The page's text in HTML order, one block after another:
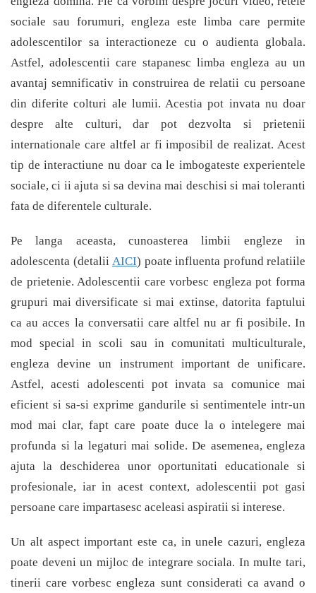
sociale sau forumuri, engleza este limba care permite
adolescentilor sa interactioneze cu o audienta globala.
Astfel, adolescentii care stapanesc limba engleza au un
avantaj semnificativ in construirea de relatii cu persoane
din diferite colturi ale lumii. Acestia pot invata nu doar
despre alte culturi, dar pot dezvolta si prietenii
internationale care altfel ar fi imposibil de realizat. Acest
tip de interactiune nu doar ca le imbogateste experientele
sociale, ci ii ajuta si sa devina mai deschisi si mai toleranti
fata de diferentele culturale.
Pe langa aceasta, cunoasterea limbii engleze in
adolescenta (detalii AICI) poate influenta profund relatiile
de prietenie. Adolescentii care vorbesc engleza pot forma
grupuri mai diversificate si mai extinse, datorita faptului
ca au acces la conversatii care altfel nu ar fi posibile. In
mod special in scoli sau in comunitati multiculturale,
engleza devine un instrument important de unificare.
Astfel, acesti adolescenti pot invata sa comunice mai
eficient si sa-si exprime gandurile si sentimentele intr-un
mod mai clar, fapt care poate duce la o intelegere mai
profunda si la legaturi mai solide. De asemenea, engleza
ajuta la deschiderea unor oportunitati educationale si
profesionale, iar in acest context, adolescentii pot gasi
persoane care impartasesc aceleasi aspiratii si interese.
Un alt aspect important este ca, in unele cazuri, engleza
poate deveni un mijloc de integrare sociala. In multe tari,
tinerii care vorbesc engleza sunt considerati ca avand o